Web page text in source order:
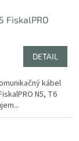
FiskalPRO
DETAIL
kábel
N5, T6